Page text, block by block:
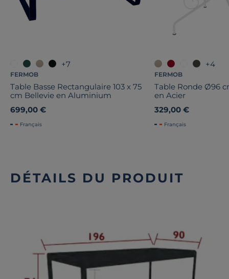
+7
FERMOB
Table Basse Rectangulaire 103 x 75
cm Bellevie en Aluminium
699,00 €
Français
+4
FERMOB
Table Ronde Ø96
en Acier
329,00 €
Français
DÉTAILS DU PRODUIT